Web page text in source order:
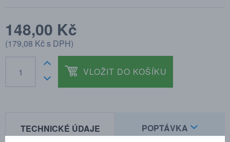
148,00 Kč
(179,08 Kčs DPH)
VLOŽIT DO KOŠÍKU
TECHNICKÉ ÚDAJE POPTÁVKA